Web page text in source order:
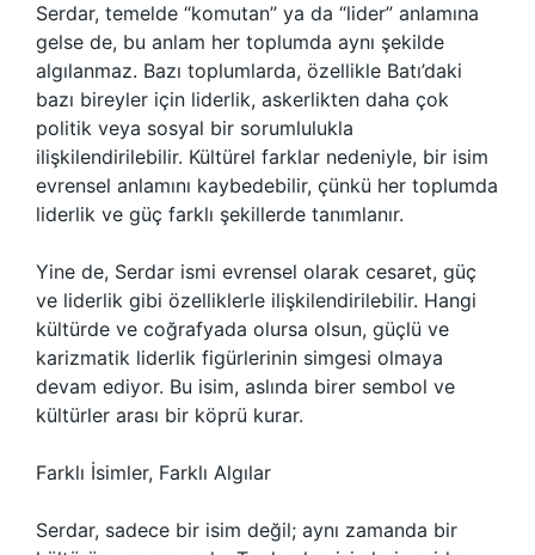
Serdar, temelde “komutan” ya da “lider” anlamına
gelse de, bu anlam her toplumda aynı şekilde
algılanmaz. Bazı toplumlarda, özellikle Batı’daki
bazı bireyler için liderlik, askerlikten daha çok
politik veya sosyal bir sorumlulukla
ilişkilendirilebilir. Kültürel farklar nedeniyle, bir isim
evrensel anlamını kaybedebilir, çünkü her toplumda
liderlik ve güç farklı şekillerde tanımlanır.
Yine de, Serdar ismi evrensel olarak cesaret, güç
ve liderlik gibi özelliklerle ilişkilendirilebilir. Hangi
kültürde ve coğrafyada olursa olsun, güçlü ve
karizmatik liderlik figürlerinin simgesi olmaya
devam ediyor. Bu isim, aslında birer sembol ve
kültürler arası bir köprü kurar.
Farklı İsimler, Farklı Algılar
Serdar, sadece bir isim değil; aynı zamanda bir